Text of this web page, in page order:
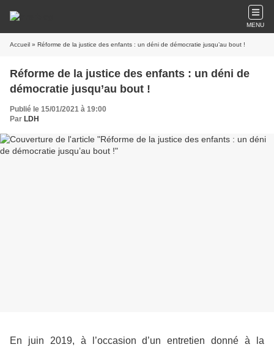
MENU
Accueil » Réforme de la justice des enfants : un déni de démocratie jusqu’au bout !
Réforme de la justice des enfants : un déni de
démocratie jusqu’au bout !
Publié le 15/01/2021 à 19:00
Par LDH
En juin 2019, à l’occasion d’un entretien donné à la